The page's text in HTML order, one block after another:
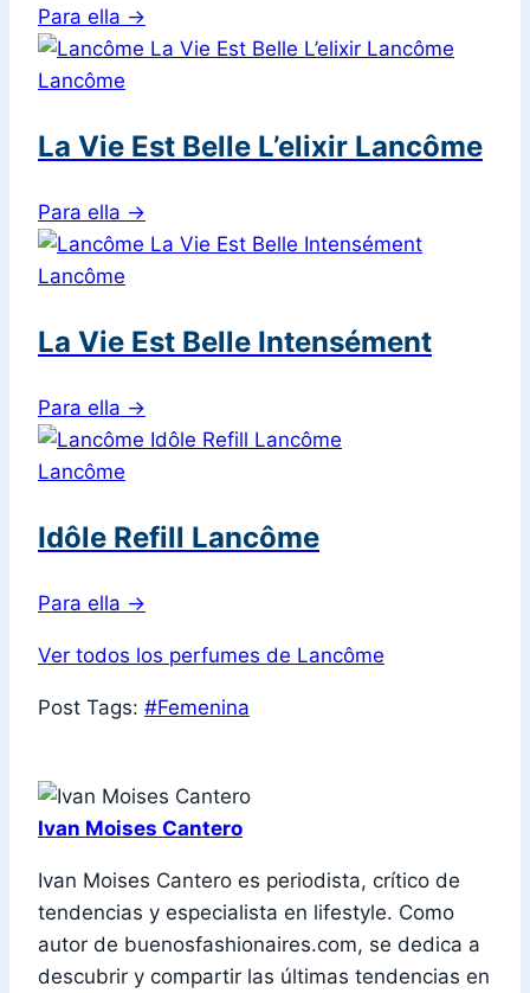
Para ella →
Lancôme
La Vie Est Belle L’elixir Lancôme
Para ella →
Lancôme
La Vie Est Belle Intensément
Para ella →
Lancôme
Idôle Refill Lancôme
Para ella →
Ver todos los perfumes de Lancôme
Post Tags: #Femenina
Ivan Moises Cantero
Ivan Moises Cantero es periodista, crítico de
tendencias y especialista en lifestyle. Como
autor de buenosfashionaires.com, se dedica a
descubrir y compartir las últimas tendencias en